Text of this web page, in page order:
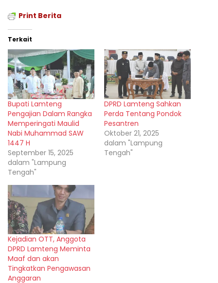
Print Berita
Terkait
Bupati Lamteng
Pengajian Dalam Rangka
Memperingati Maulid
Nabi Muhammad SAW
1447 H
September 15, 2025
dalam "Lampung
Tengah"
DPRD Lamteng Sahkan
Perda Tentang Pondok
Pesantren
Oktober 21, 2025
dalam "Lampung
Tengah"
Kejadian OTT, Anggota
DPRD Lamteng Meminta
Maaf dan akan
Tingkatkan Pengawasan
Anggaran